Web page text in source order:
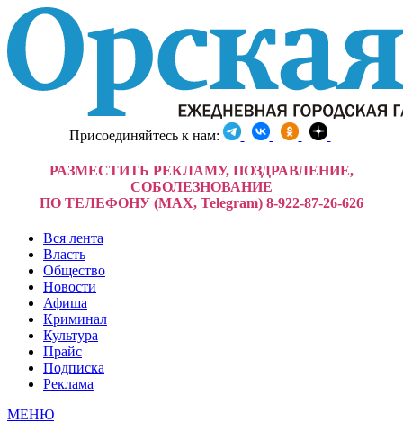
Присоединяйтесь к нам:
РАЗМЕСТИТЬ РЕКЛАМУ, ПОЗДРАВЛЕНИЕ,
СОБОЛЕЗНОВАНИЕ
ПО ТЕЛЕФОНУ (MAX, Telegram) 8-922-87-26-626
Вся лента
Власть
Общество
Новости
Афиша
Криминал
Культура
Прайс
Подписка
Реклама
МЕНЮ